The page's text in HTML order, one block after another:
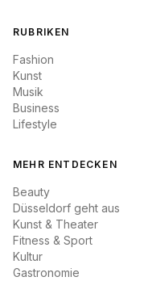
RUBRIKEN
Fashion
Kunst
Musik
Business
Lifestyle
MEHR ENTDECKEN
Beauty
Düsseldorf geht aus
Kunst & Theater
Fitness & Sport
Kultur
Gastronomie